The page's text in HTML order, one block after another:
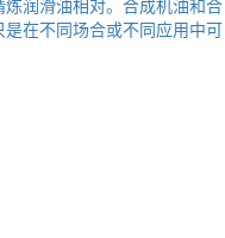
在不同场合或不同应用中可